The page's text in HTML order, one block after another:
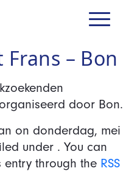
– Bon
door Bon.
on donderdag, mei
under . You can
through the RSS